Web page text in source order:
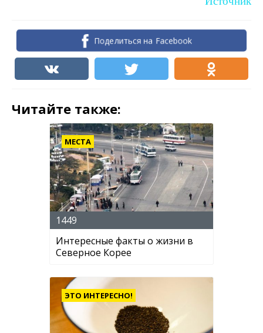
Поделиться на Facebook
Читайте также:
МЕСТА
1449
Интересные факты о жизни в
Северное Корее
ЭТО ИНТЕРЕСНО!